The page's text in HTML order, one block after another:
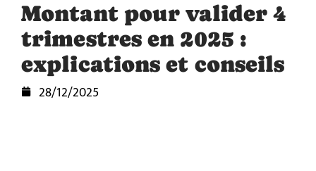
Montant pour valider 4
trimestres en 2025 :
explications et conseils
28/12/2025